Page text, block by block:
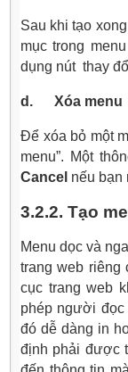
Sau khi tạo
mục trong
dụng nút thay
d. Xóa menu
Để xóa bỏ một
menu”. Một
Cancel nếu bạn
3.2.2. Tạo
Menu dọc và
trang web riêng
cục trang web
phép người đọc
đó dễ dàng in
định phải được